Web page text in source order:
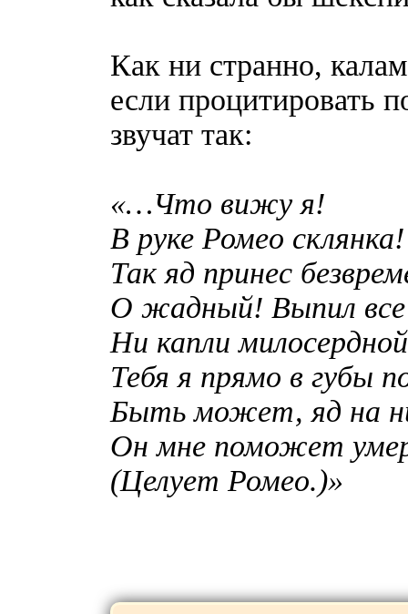
Как ни странно,
если процитировать
звучат так:
«…Что вижу я!
В руке Ромео склянка!
Так яд принес
О жадный! Выпил все
Ни капли
Тебя я прямо в губы
Быть может, яд на
Он мне поможет
(Целует Ромео.)»